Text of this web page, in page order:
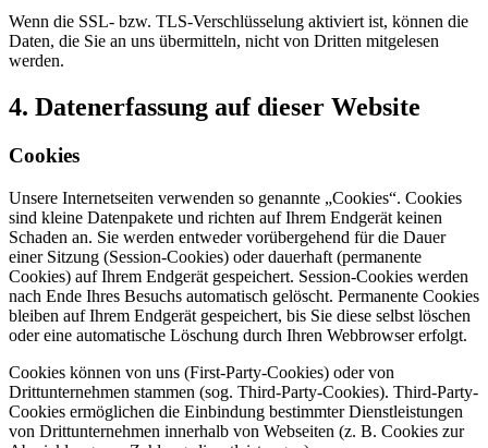
Wenn die SSL- bzw. TLS-Verschlüsselung aktiviert ist, können die
Daten, die Sie an uns übermitteln, nicht von Dritten mitgelesen
werden.
4. Datenerfassung auf dieser Website
Cookies
Unsere Internetseiten verwenden so genannte „Cookies“. Cookies
sind kleine Datenpakete und richten auf Ihrem Endgerät keinen
Schaden an. Sie werden entweder vorübergehend für die Dauer
einer Sitzung (Session-Cookies) oder dauerhaft (permanente
Cookies) auf Ihrem Endgerät gespeichert. Session-Cookies werden
nach Ende Ihres Besuchs automatisch gelöscht. Permanente Cookies
bleiben auf Ihrem Endgerät gespeichert, bis Sie diese selbst löschen
oder eine automatische Löschung durch Ihren Webbrowser erfolgt.
Cookies können von uns (First-Party-Cookies) oder von
Drittunternehmen stammen (sog. Third-Party-Cookies). Third-Party-
Cookies ermöglichen die Einbindung bestimmter Dienstleistungen
von Drittunternehmen innerhalb von Webseiten (z. B. Cookies zur